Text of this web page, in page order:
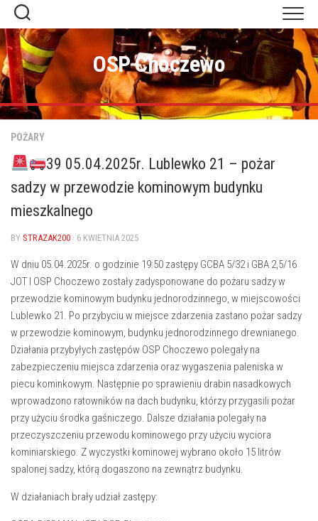
Skip
content
OSP Choczewo
POŻARY
39 05.04.2025r. Lublewko 21 – pożar
sadzy w przewodzie kominowym budynku
mieszkalnego
BY STRAZAK200 · 6 KWIETNIA 2025
W dniu 05.04.2025r. o godzinie 19:50 zastępy GCBA 5/32 i GBA 2,5/16
JOT I OSP Choczewo zostały zadysponowane do pożaru sadzy w
przewodzie kominowym budynku jednorodzinnego, w miejscowości
Lublewko 21. Po przybyciu w miejsce zdarzenia zastano pożar sadzy
w przewodzie kominowym, budynku jednorodzinnego drewnianego.
Działania przybyłych zastępów OSP Choczewo polegały na
zabezpieczeniu miejsca zdarzenia oraz wygaszenia paleniska w
piecu kominkowym. Następnie po sprawieniu drabin nasadkowych
wprowadzono ratowników na dach budynku, którzy przygasili pożar
przy użyciu środka gaśniczego. Dalsze działania polegały na
przeczyszczeniu przewodu kominowego przy użyciu wyciora
kominiarskiego. Z wyczystki kominowej wybrano około 15 litrów
spalonej sadzy, którą dogaszono na zewnątrz budynku.
W działaniach brały udział zastępy: